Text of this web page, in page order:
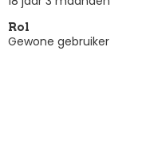
Rol
Gewone gebruiker